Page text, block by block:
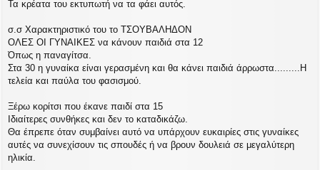
Τα κρέατα του εκτυπωτή να τα φάει αυτός.
σ.σ Χαρακτηριστικό του το ΤΣΟΥΒΑΛΗΔΟΝ
ΟΛΕΣ ΟΙ ΓΥΝΑΙΚΕΣ να κάνουν παιδιά στα 12
Όπως η παναγίτσα.
Στα 30 η γυναίκα είναι γερασμένη και θα κάνει παιδιά άρρωστα.........Η
τελεία και παύλα του φασισμού.
Ξέρω κορίτσι που έκανε παιδί στα 15
Ιδιαίτερες συνθήκες και δεν το καταδικάζω.
Θα έπρεπε όταν συμβαίνει αυτό να υπάρχουν ευκαιρίες στις γυναίκες
αυτές να συνεχίσουν τις σπουδές ή να βρουν δουλειά σε μεγαλύτερη
ηλικία.